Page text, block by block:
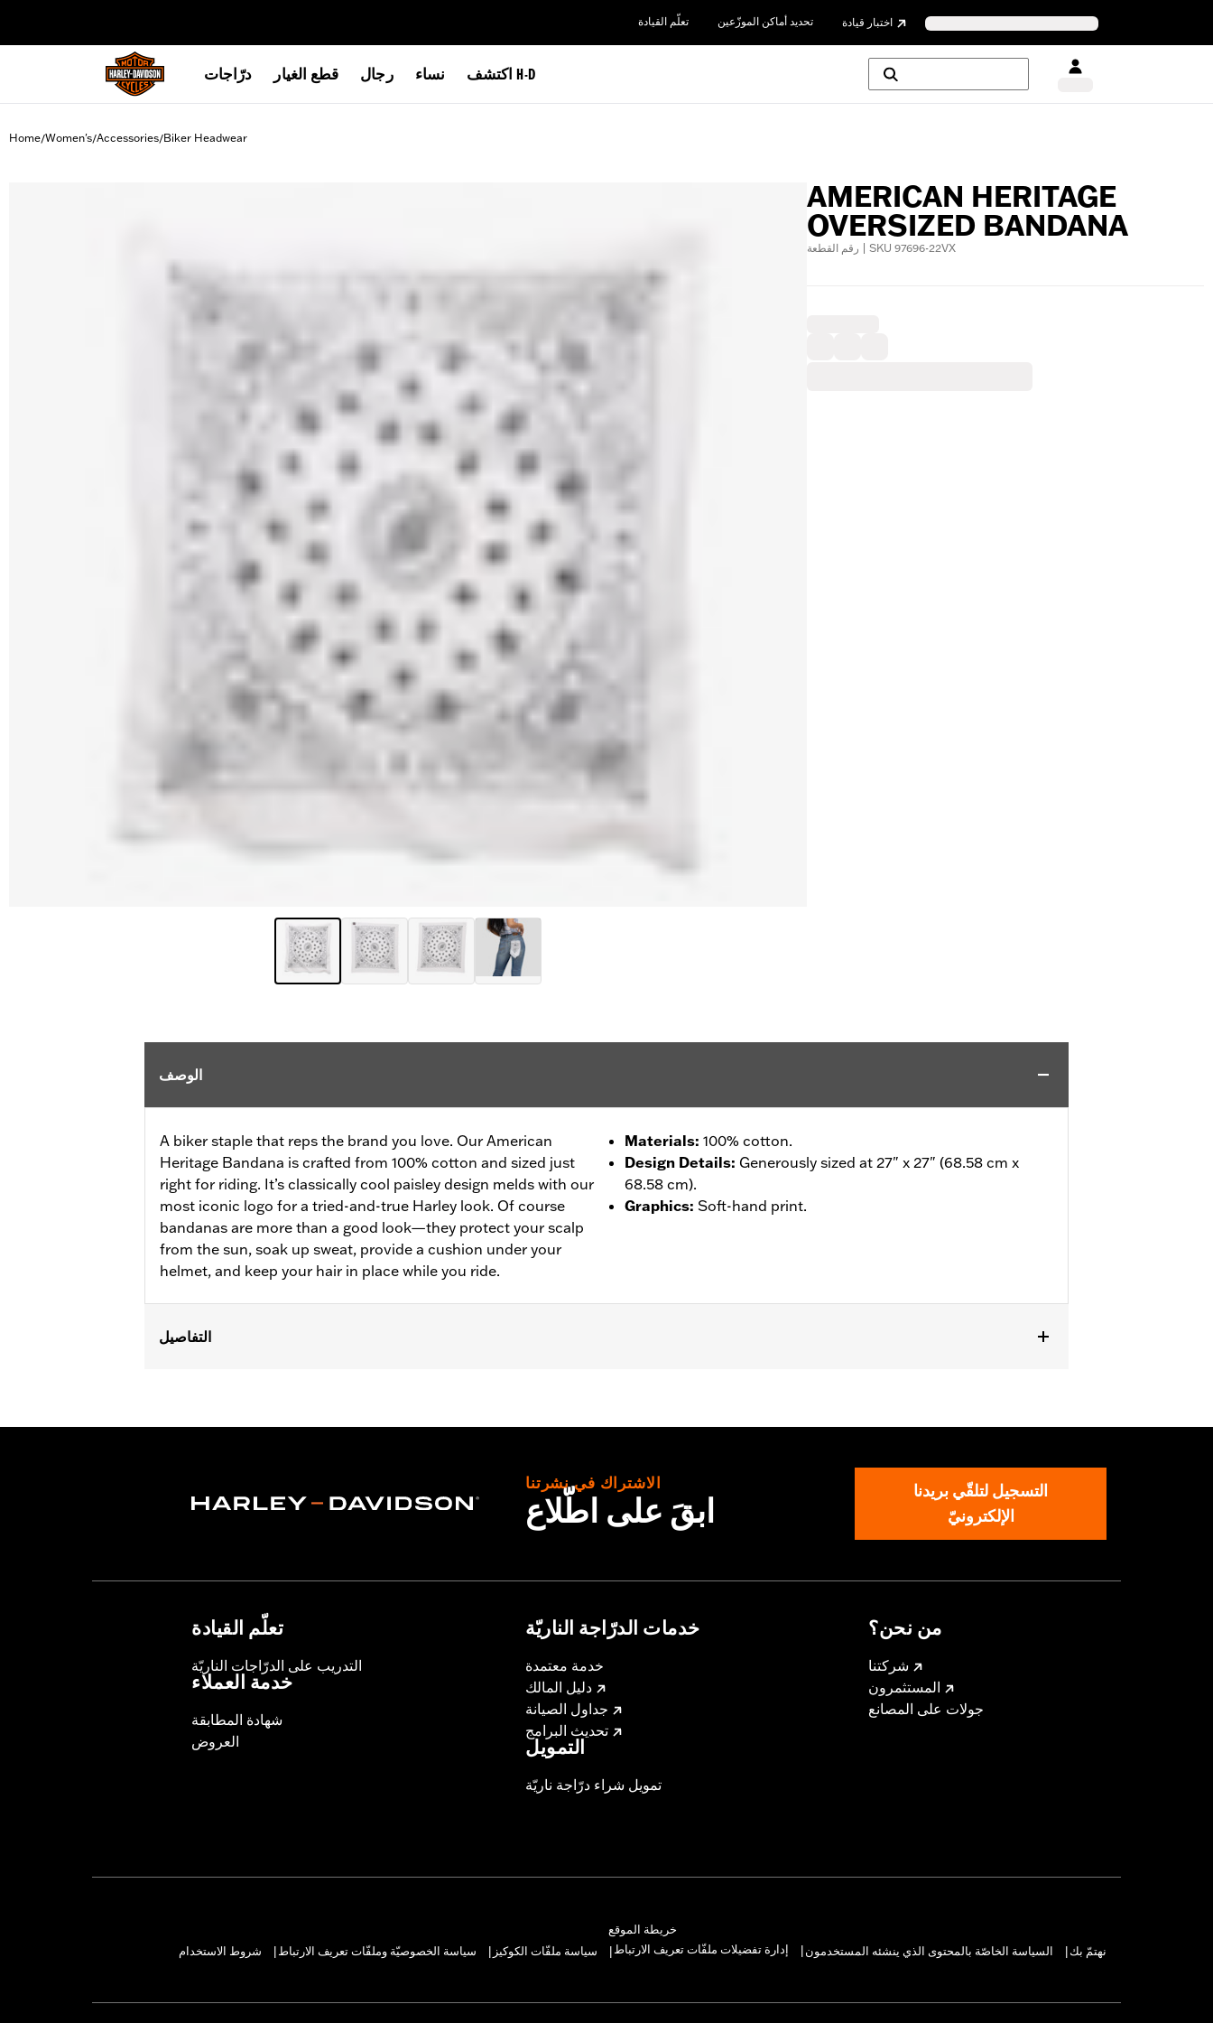
تعلّم القيادة تحديد أماكن الموزّعين اختبار قيادة
درّاجات قطع الغيار رجال نساء اكتشف H-D
Home/Women's/Accessories/Biker Headwear
AMERICAN HERITAGE
OVERSIZED BANDANA
رقم القطعة | SKU 97696-22VX
الوصف
A biker staple that reps the brand you love. Our American
Heritage Bandana is crafted from 100% cotton and sized just
right for riding. It’s classically cool paisley design melds with our
most iconic logo for a tried-and-true Harley look. Of course
bandanas are more than a good look—they protect your scalp
from the sun, soak up sweat, provide a cushion under your
helmet, and keep your hair in place while you ride.
Materials: 100% cotton.
Design Details: Generously sized at 27" x 27" (68.58 cm x
68.58 cm).
Graphics: Soft-hand print.
التفاصيل
Origin:Imported
الاشتراك في نشرتنا
ابقَ على اطّلاع
التسجيل لتلقّي بريدنا
الإلكترونيّ
تعلّم القيادة
التدريب على الدرّاجات الناريّة
خدمة العملاء
شهادة المطابقة
العروض
خدمات الدرّاجة الناريّة
خدمة معتمدة
دليل المالك
جداول الصيانة
تحديث البرامج
التمويل
تمويل شراء درّاجة ناريّة
من نحن؟
شركتنا
المستثمرون
جولات على المصانع
خريطة الموقع
شروط الاستخدام
سياسة الخصوصيّة وملفّات تعريف الارتباط سياسة ملفّات الكوكيز إدارة تفضيلات ملفّات تعريف الارتباط السياسة الخاصّة بالمحتوى الذي ينشئه المستخدمون نهتمّ بك